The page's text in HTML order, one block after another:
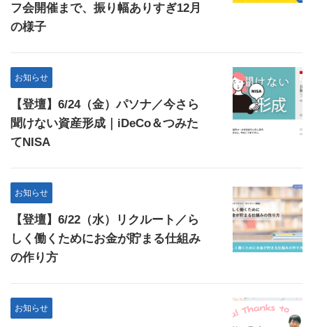
フ会開催まで、振り幅ありすぎ12月
の様子
お知らせ
【登壇】6/24（金）パソナ／今さら
聞けない資産形成｜iDeCo＆つみた
てNISA
お知らせ
【登壇】6/22（水）リクルート／ら
しく働くためにお金が貯まる仕組み
の作り方
お知らせ